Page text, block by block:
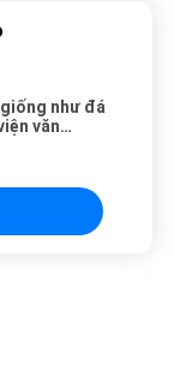
như đá
văn